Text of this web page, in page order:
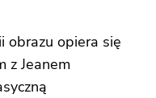
obrazu opiera się
z Jeanem